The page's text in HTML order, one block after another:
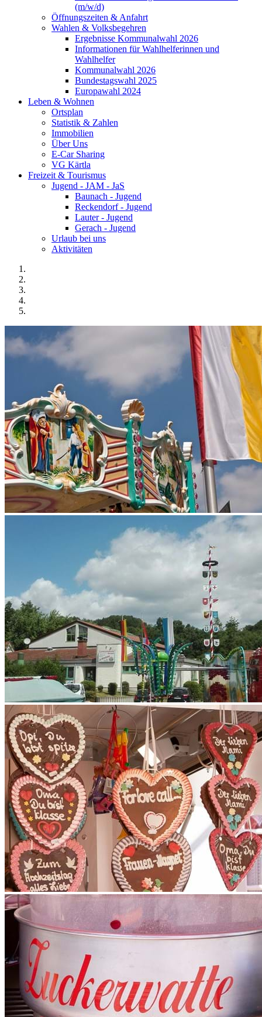
(m/w/d)
Öffnungszeiten & Anfahrt
Wahlen & Volksbegehren
Ergebnisse Kommunalwahl 2026
Informationen für Wahlhelferinnen und
Wahlhelfer
Kommunalwahl 2026
Bundestagswahl 2025
Europawahl 2024
Leben & Wohnen
Ortsplan
Statistik & Zahlen
Immobilien
Über Uns
E-Car Sharing
VG Kärtla
Freizeit & Tourismus
Jugend - JAM - JaS
Baunach - Jugend
Reckendorf - Jugend
Lauter - Jugend
Gerach - Jugend
Urlaub bei uns
Aktivitäten